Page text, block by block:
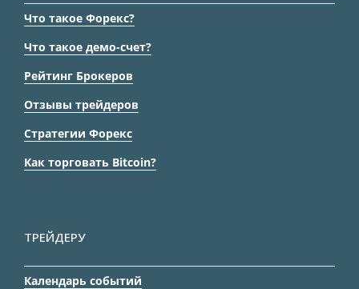
Что такое Форекс?
Что такое демо-счет?
Рейтинг Брокеров
Отзывы трейдеров
Стратегии Форекс
Как торговать Bitcoin?
ТРЕЙДЕРУ
Календарь событий